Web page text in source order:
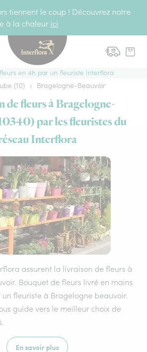
tiennent le coup ! Découvrez notre
à la chaleur ici
en 4h par un fleuriste Interflora
(10) › Bragelogne-Beauvoir
de fleurs à Bragelogne-
par les fleuristes du
Interflora
assurent la livraison de fleurs à
Bouquet de fleurs livré en mains
fleuriste à Bragelogne beauvoir.
guide vers le meilleur choix de
En savoir plus